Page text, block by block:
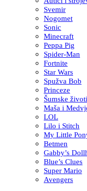
Svemir
Nogomet
Sonic
Minecraft
Peppa Pig
Spider-Man
Fortnite
Star Wars
Spužva Bob
Princeze
Šumske
Maša i
LOL
Lilo i Stitch
My Little
Betmen
Gabby’s
Blue’s Clues
Super Mario
Avengers